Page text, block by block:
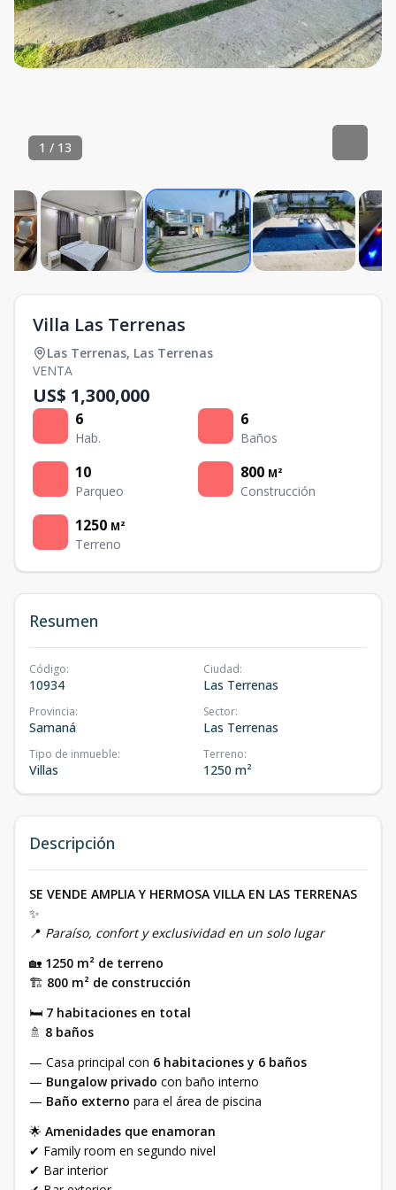
1 / 13
Villa Las Terrenas
Las Terrenas, Las Terrenas
VENTA
US$ 1,300,000
6
Hab.
6
Baños
10
Parqueo
800 M²
Construcción
1250 M²
Terreno
Resumen
Código:
10934
Ciudad:
Las Terrenas
Provincia:
Samaná
Sector:
Las Terrenas
Tipo de inmueble:
Villas
Terreno:
1250 m²
Descripción
SE VENDE AMPLIA Y HERMOSA VILLA EN LAS TERRENAS
✨
📍 Paraíso, confort y exclusividad en un solo lugar
🏡 1250 m² de terreno
🏗 800 m² de construcción
🛏 7 habitaciones en total
🚿 8 baños
— Casa principal con 6 habitaciones y 6 baños
— Bungalow privado con baño interno
— Baño externo para el área de piscina
🌟 Amenidades que enamoran
✔ Family room en segundo nivel
✔ Bar interior